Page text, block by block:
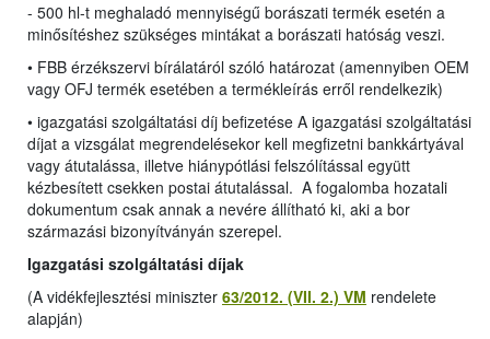
- 500 hl-t meghaladó mennyiségű borászati termék esetén a
minősítéshez szükséges mintákat a borászati hatóság veszi.
• FBB érzékszervi bírálatáról szóló határozat (amennyiben OEM
vagy OFJ termék esetében a termékleírás erről rendelkezik)
• igazgatási szolgáltatási díj befizetése A igazgatási szolgáltatási
díjat a vizsgálat megrendelésekor kell megfizetni bankkártyával
vagy átutalássa, illetve hiánypótlási felszólítással együtt
kézbesített csekken postai átutalással. A fogalomba hozatali
dokumentum csak annak a nevére állítható ki, aki a bor
származási bizonyítványán szerepel.
Igazgatási szolgáltatási díjak
(A vidékfejlesztési miniszter 63/2012. (VII. 2.) VM rendelete
alapján)